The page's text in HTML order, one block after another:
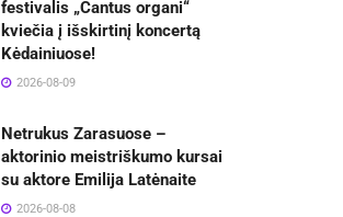
festivalis „Cantus organi“
kviečia į išskirtinį koncertą
Kėdainiuose!
2026-08-09
Netrukus Zarasuose –
aktorinio meistriškumo kursai
su aktore Emilija Latėnaite
2026-08-08